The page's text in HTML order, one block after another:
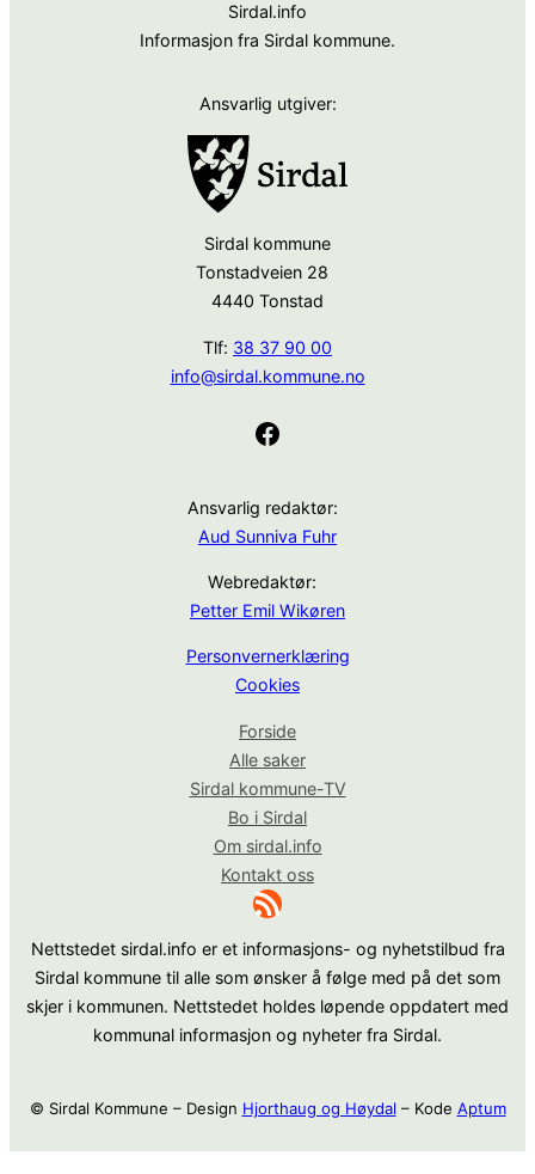
Sirdal.info
Informasjon fra Sirdal kommune.
Ansvarlig utgiver:
Sirdal kommune
Tonstadveien 28
4440 Tonstad
Tlf: 38 37 90 00
info@sirdal.kommune.no
Facebook
Ansvarlig redaktør:
Aud Sunniva Fuhr
Webredaktør:
Petter Emil Wikøren
Personvernerklæring
Cookies
Forside
Alle saker
Sirdal kommune-TV
Bo i Sirdal
Om sirdal.info
Kontakt oss
RSS-strøm
Nettstedet sirdal.info er et informasjons- og nyhetstilbud fra
Sirdal kommune til alle som ønsker å følge med på det som
skjer i kommunen. Nettstedet holdes løpende oppdatert med
kommunal informasjon og nyheter fra Sirdal.
© Sirdal Kommune – Design Hjorthaug og Høydal – Kode Aptum